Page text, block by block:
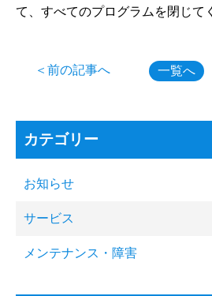
て、すべてのプログラムを閉じて
＜前の記事へ 一覧へ
カテゴリー
お知らせ
サービス
メンテナンス・障害